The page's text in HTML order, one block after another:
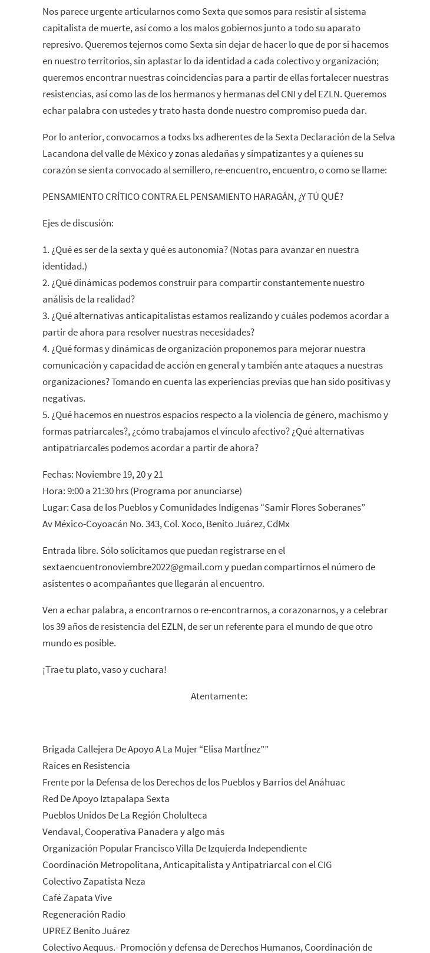
Nos parece urgente articularnos como Sexta que somos para resistir al sistema
capitalista de muerte, así como a los malos gobiernos junto a todo su aparato
represivo. Queremos tejernos como Sexta sin dejar de hacer lo que de por sí hacemos
en nuestro territorios, sin aplastar lo da identidad a cada colectivo y organización;
queremos encontrar nuestras coincidencias para a partir de ellas fortalecer nuestras
resistencias, así como las de los hermanos y hermanas del CNI y del EZLN. Queremos
echar palabra con ustedes y trato hasta donde nuestro compromiso pueda dar.
Por lo anterior, convocamos a todxs lxs adherentes de la Sexta Declaración de la Selva
Lacandona del valle de México y zonas aledañas y simpatizantes y a quienes su
corazón se sienta convocado al semillero, re-encuentro, encuentro, o como se llame:
PENSAMIENTO CRÍTICO CONTRA EL PENSAMIENTO HARAGÁN, ¿Y TÚ QUÉ?
Ejes de discusión:
1. ¿Qué es ser de la sexta y qué es autonomía? (Notas para avanzar en nuestra
identidad.)
2. ¿Qué dinámicas podemos construir para compartir constantemente nuestro
análisis de la realidad?
3. ¿Qué alternativas anticapitalistas estamos realizando y cuáles podemos acordar a
partir de ahora para resolver nuestras necesidades?
4. ¿Qué formas y dinámicas de organización proponemos para mejorar nuestra
comunicación y capacidad de acción en general y también ante ataques a nuestras
organizaciones? Tomando en cuenta las experiencias previas que han sido positivas y
negativas.
5. ¿Qué hacemos en nuestros espacios respecto a la violencia de género, machismo y
formas patriarcales?, ¿cómo trabajamos el vínculo afectivo? ¿Qué alternativas
antipatriarcales podemos acordar a partir de ahora?
Fechas: Noviembre 19, 20 y 21
Hora: 9:00 a 21:30 hrs (Programa por anunciarse)
Lugar: Casa de los Pueblos y Comunidades Indígenas “Samir Flores Soberanes”
Av México-Coyoacán No. 343, Col. Xoco, Benito Juárez, CdMx
Entrada libre. Sólo solicitamos que puedan registrarse en el
sextaencuentronoviembre2022@gmail.com y puedan compartirnos el número de
asistentes o acompañantes que llegarán al encuentro.
Ven a echar palabra, a encontrarnos o re-encontrarnos, a corazonarnos, y a celebrar
los 39 años de resistencia del EZLN, de ser un referente para el mundo de que otro
mundo es posible.
¡Trae tu plato, vaso y cuchara!
Atentamente:
Brigada Callejera De Apoyo A La Mujer “Elisa MartÍnez””
Raíces en Resistencia
Frente por la Defensa de los Derechos de los Pueblos y Barrios del Anáhuac
Red De Apoyo Iztapalapa Sexta
Pueblos Unidos De La Región Cholulteca
Vendaval, Cooperativa Panadera y algo más
Organización Popular Francisco Villa De Izquierda Independiente
Coordinación Metropolitana, Anticapitalista y Antipatriarcal con el CIG
Colectivo Zapatista Neza
Café Zapata Vive
Regeneración Radio
UPREZ Benito Juárez
Colectivo Aequus.- Promoción y defensa de Derechos Humanos, Coordinación de